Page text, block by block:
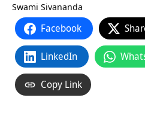
Swami Sivananda
Facebook
LinkedIn
Copy Link